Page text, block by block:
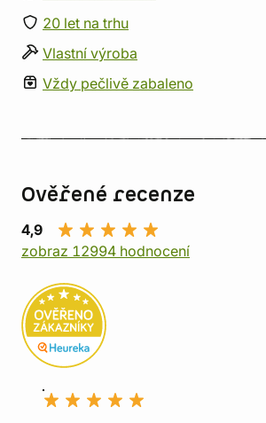
20 let na trhu
Vlastní výroba
Vždy pečlivě zabaleno
Ověřené recenze
4,9
zobraz 12994 hodnocení